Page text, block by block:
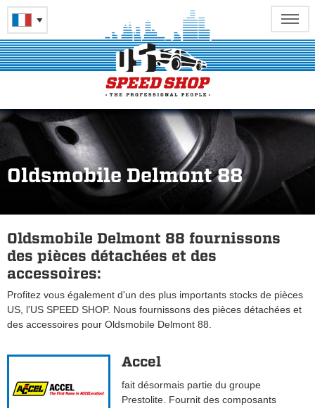
Oldsmobile Delmont 88
Oldsmobile Delmont 88 fournissons
des pièces détachées et des
accessoires:
Profitez vous également d'un des plus importants stocks de pièces
US, l'US SPEED SHOP. Nous fournissons des pièces détachées et
des accessoires pour Oldsmobile Delmont 88.
Accel
fait désormais partie du groupe
Prestolite. Fournit des composants